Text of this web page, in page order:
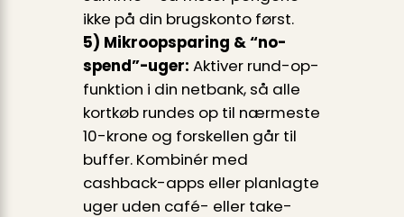
ikke på din brugskonto først.
5) Mikroopsparing & “no-
spend”-uger: Aktiver rund-op-
funktion i din netbank, så alle
kortkøb rundes op til nærmeste
10-krone og forskellen går til
buffer. Kombinér med
cashback-apps eller planlagte
uger uden café- eller take-